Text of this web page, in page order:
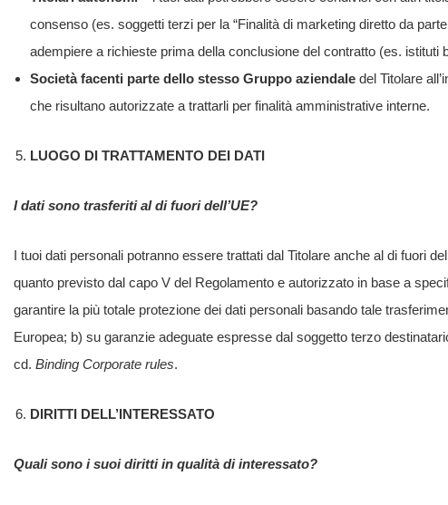
consenso (es. soggetti terzi per la “Finalità di marketing diretto da
adempiere a richieste prima della conclusione del contratto (es.
Società facenti parte dello stesso Gruppo aziendale del Titolare
che risultano autorizzate a trattarli per finalità amministrative interne.
LUOGO DI TRATTAMENTO DEI DATI
I dati sono trasferiti al di fuori dell’UE?
I tuoi dati personali potranno essere trattati dal Titolare anche al di fuori
quanto previsto dal capo V del Regolamento e autorizzato in base a
garantire la più totale protezione dei dati personali basando tale
Europea; b) su garanzie adeguate espresse dal soggetto terzo
cd. Binding Corporate rules.
DIRITTI DELL’INTERESSATO
Quali sono i suoi diritti in qualità di interessato?